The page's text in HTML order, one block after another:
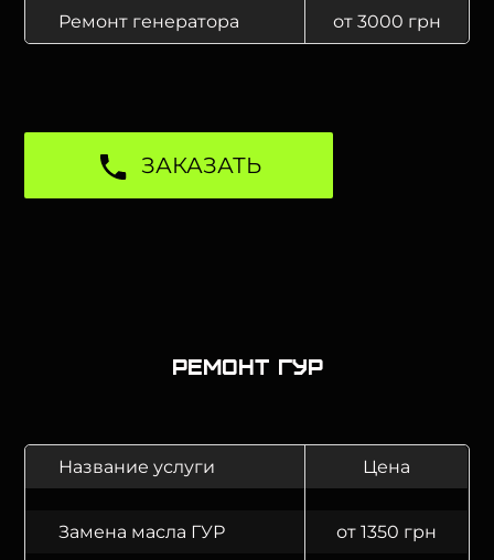
Ремонт генератора от 3000 грн
ЗАКАЗАТЬ
Ремонт ГУР
Название услуги Цена
Замена масла ГУР от 1350 грн